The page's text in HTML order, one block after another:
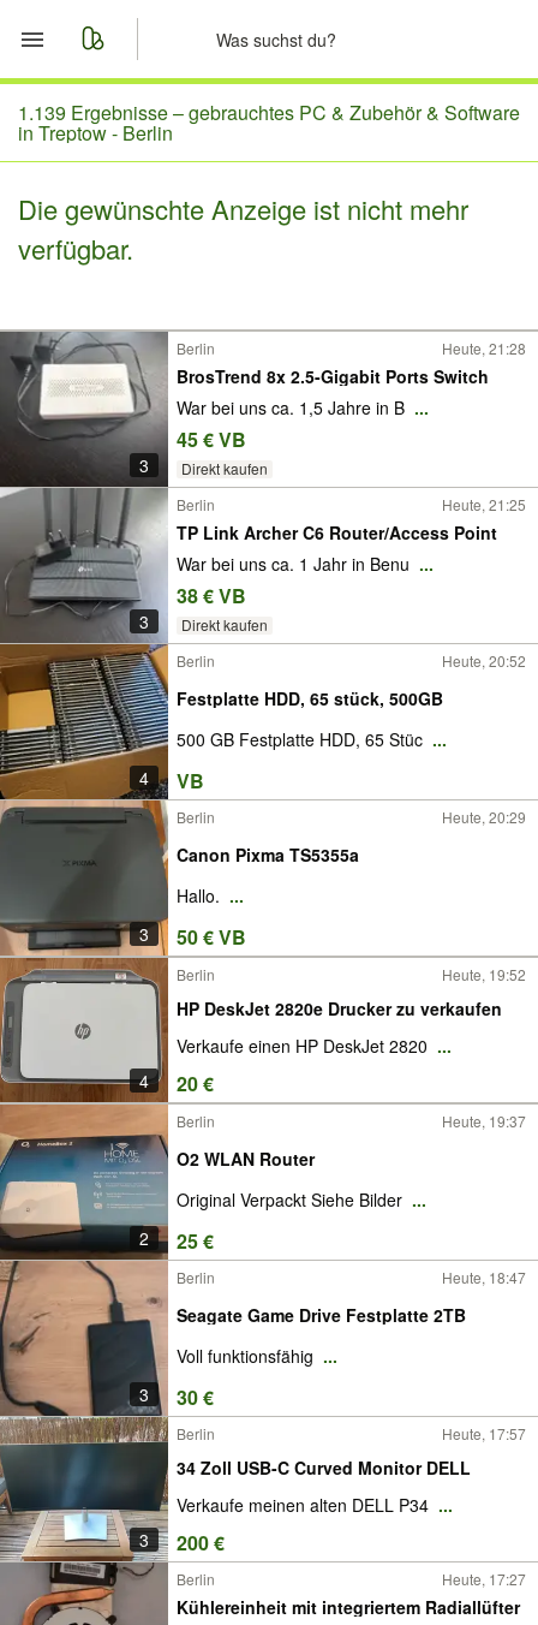
Start
Merkliste
Nachrichten
1.139 Ergebnisse –gebrauchtes PC & Zubehör & Software
in Treptow - Berlin
Die gewünschte Anzeige ist nicht mehr
verfügbar.
3
Berlin Heute, 21:28
BrosTrend 8x 2.5-Gigabit Ports Switch
War bei uns ca. 1,5 Jahre in B ...
45 € VB
Direkt kaufen
3
Berlin Heute, 21:25
TP Link Archer C6 Router/Access Point
War bei uns ca. 1 Jahr in Benu ...
38 € VB
Direkt kaufen
4
Berlin Heute, 20:52
Festplatte HDD, 65 stück, 500GB
500 GB Festplatte HDD, 65 Stüc ...
VB
3
Berlin Heute, 20:29
Canon Pixma TS5355a
Hallo. ...
50 € VB
4
Berlin Heute, 19:52
HP DeskJet 2820e Drucker zu verkaufen
Verkaufe einen HP DeskJet 2820 ...
20 €
2
Berlin Heute, 19:37
O2 WLAN Router
Original Verpackt Siehe Bilder ...
25 €
3
Berlin Heute, 18:47
Seagate Game Drive Festplatte 2TB
Voll funktionsfähig ...
30 €
3
Berlin Heute, 17:57
34 Zoll USB-C Curved Monitor DELL
Verkaufe meinen alten DELL P34 ...
200 €
Berlin Heute, 17:27
Kühlereinheit mit integriertem Radiallüfter